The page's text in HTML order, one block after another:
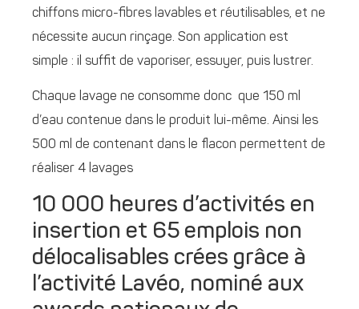
chiffons micro-fibres lavables et réutilisables, et ne
nécessite aucun rinçage. Son application est
simple : il suffit de vaporiser, essuyer, puis lustrer.
Chaque lavage ne consomme donc que 150 ml
d’eau contenue dans le produit lui-même. Ainsi les
500 ml de contenant dans le flacon permettent de
réaliser 4 lavages
10 000 heures d’activités en
insertion et 65 emplois non
délocalisables crées grâce à
l’activité Lavéo, nominé aux